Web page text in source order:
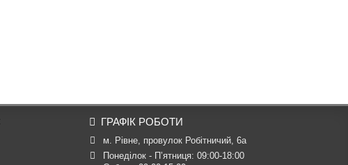
ГРАФІК РОБОТИ
м. Рівне, провулок Робітничий, 6а
Понеділок - П’ятниця: 09:00-18:00